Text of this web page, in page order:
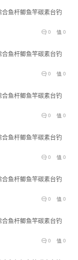
鱼杆鲫鱼竿碳素台钓
0
0
鱼杆鲫鱼竿碳素台钓
0
0
鱼杆鲫鱼竿碳素台钓
0
0
鱼杆鲫鱼竿碳素台钓
0
0
鱼杆鲫鱼竿碳素台钓
0
0
鱼杆鲫鱼竿碳素台钓
0
0